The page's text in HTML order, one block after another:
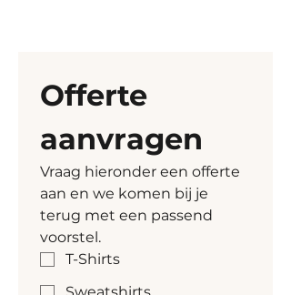
1x1-rib aan mouwuiteinden
recycled, Gewassen stof
Offerte
aanvragen
Vraag hieronder een offerte
aan en we komen bij je
terug met een passend
voorstel.
T-Shirts